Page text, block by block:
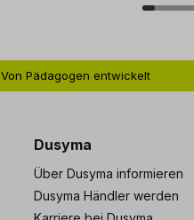
Von Pädagogen entwickelt
Dusyma
Über Dusyma informieren
Dusyma Händler werden